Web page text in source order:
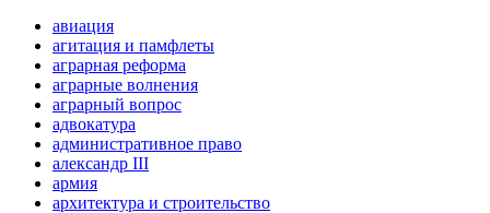
авиация
агитация и памфлеты
аграрная реформа
аграрные волнения
аграрный вопрос
адвокатура
административное право
александр III
армия
архитектура и строительство